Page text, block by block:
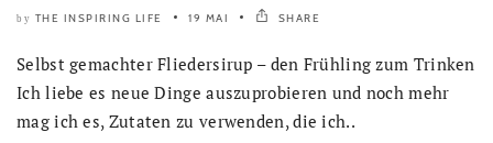
by THE INSPIRING LIFE 19 MAI SHARE
Selbst gemachter Fliedersirup – den Frühling zum Trinken
Ich liebe es neue Dinge auszuprobieren und noch mehr
mag ich es, Zutaten zu verwenden, die ich..